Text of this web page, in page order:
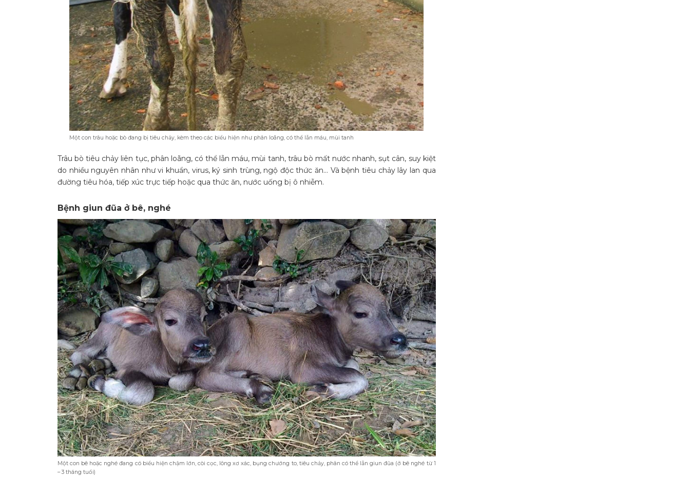
Một con trâu hoặc bò đang bị tiêu chảy, kèm theo các biểu hiện như phân loãng, có thể lẫn máu, mùi tanh
Trâu bò tiêu chảy liên tục, phân loãng, có thể lẫn máu, mùi tanh, trâu bò mất nước nhanh, sụt cân, suy kiệt
do nhiều nguyên nhân như vi khuẩn, virus, ký sinh trùng, ngộ độc thức ăn… Và bệnh tiêu chảy lây lan qua
đường tiêu hóa, tiếp xúc trực tiếp hoặc qua thức ăn, nước uống bị ô nhiễm.
Bệnh giun đũa ở bê, nghé
Một con bê hoặc nghé đang có biểu hiện chậm lớn, còi cọc, lông xơ xác, bụng chướng to, tiêu chảy, phân có thể lẫn giun đũa (ở bê nghé từ 1
– 3 tháng tuổi)